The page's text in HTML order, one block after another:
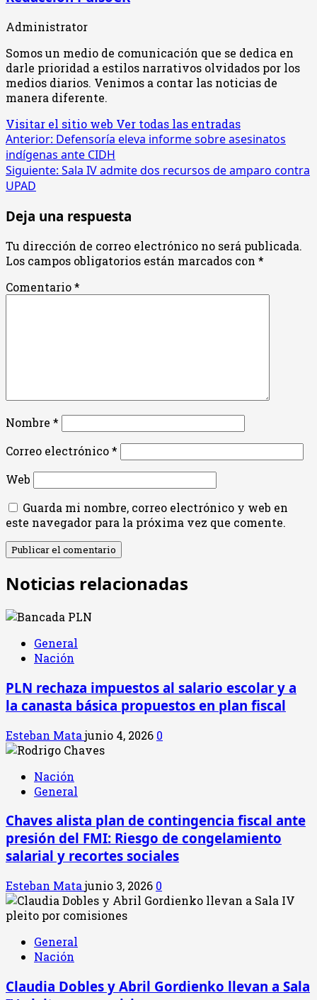
Administrator
Somos un medio de comunicación que se dedica en
darle prioridad a estilos narrativos olvidados por los
medios diarios. Venimos a contar las noticias de
manera diferente.
Visitar el sitio web Ver todas las entradas
Navegación
de
entradas
Anterior: Defensoría eleva informe sobre asesinatos
indígenas ante CIDH
Siguiente: Sala IV admite dos recursos de amparo contra
UPAD
Deja una respuesta
Tu dirección de correo electrónico no será publicada.
Los campos obligatorios están marcados con *
Comentario*
Nombre *
Correo electrónico*
Web
Guarda mi nombre, correo electrónico y web en
este navegador para la próxima vez que comente.
Noticias relacionadas
General
Nación
PLN rechaza impuestos al salario escolar y a
la canasta básica propuestos en plan fiscal
Esteban Matajunio 4, 2026 0
Nación
General
Chaves alista plan de contingencia fiscal ante
presión del FMI: Riesgo de congelamiento
salarial y recortes sociales
Esteban Matajunio 3, 2026 0
General
Nación
Claudia Dobles y Abril Gordienko llevan a Sala